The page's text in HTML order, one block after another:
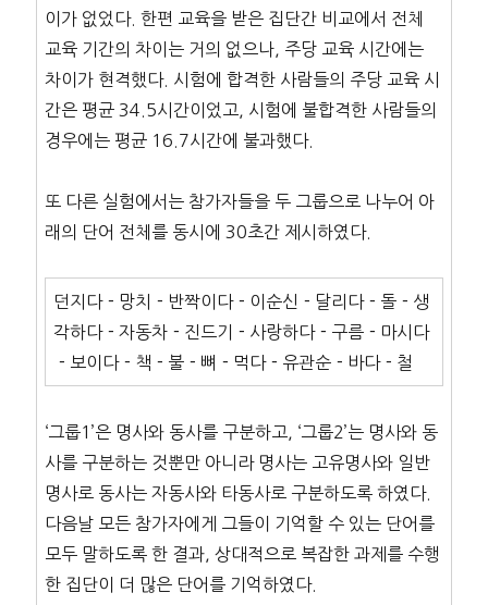
이가 없었다. 한편 교육을 받은 집단간 비교에서 전체
교육 기간의 차이는 거의 없으나, 주당 교육 시간에는
차이가 현격했다. 시험에 합격한 사람들의 주당 교육 시
간은 평균 34.5시간이었고, 시험에 불합격한 사람들의
경우에는 평균 16.7시간에 불과했다.
또 다른 실험에서는 참가자들을 두 그룹으로 나누어 아
래의 단어 전체를 동시에 30초간 제시하였다.
던지다－망치－반짝이다－이순신－달리다－돌－생
각하다－자동차－진드기－사랑하다－구름－마시다
－보이다－책－불－뼈－먹다－유관순－바다－철
‘그룹1’은 명사와 동사를 구분하고, ‘그룹2’는 명사와 동
사를 구분하는 것뿐만 아니라 명사는 고유명사와 일반
명사로 동사는 자동사와 타동사로 구분하도록 하였다.
다음날 모든 참가자에게 그들이 기억할 수 있는 단어를
모두 말하도록 한 결과, 상대적으로 복잡한 과제를 수행
한 집단이 더 많은 단어를 기억하였다.